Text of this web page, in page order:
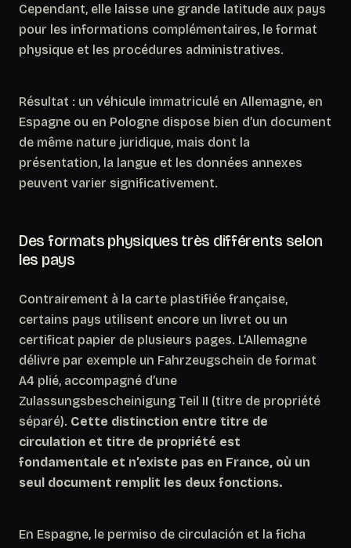
Cependant, elle laisse une grande latitude aux pays
pour les informations complémentaires, le format
physique et les procédures administratives.
Résultat : un véhicule immatriculé en Allemagne, en
Espagne ou en Pologne dispose bien d’un document
de même nature juridique, mais dont la
présentation, la langue et les données annexes
peuvent varier significativement.
Des formats physiques très différents selon
les pays
Contrairement à la carte plastifiée française,
certains pays utilisent encore un livret ou un
certificat papier de plusieurs pages. L’Allemagne
délivre par exemple un Fahrzeugschein de format
A4 plié, accompagné d’une
Zulassungsbescheinigung Teil II (titre de propriété
séparé). Cette distinction entre titre de
circulation et titre de propriété est
fondamentale et n’existe pas en France, où un
seul document remplit les deux fonctions.
En Espagne, le permiso de circulación et la ficha